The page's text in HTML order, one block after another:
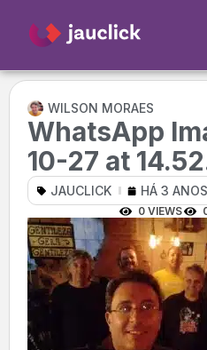
WILSON MORAES
WhatsApp
10-27 at
JAUCLICK HÁ 3 ANOS
0 VIEWS